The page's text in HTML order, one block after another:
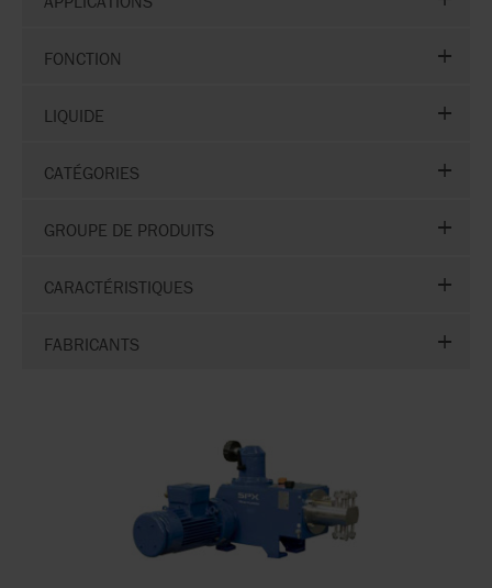
FONCTION
LIQUIDE
CATÉGORIES
GROUPE DE PRODUITS
CARACTÉRISTIQUES
FABRICANTS